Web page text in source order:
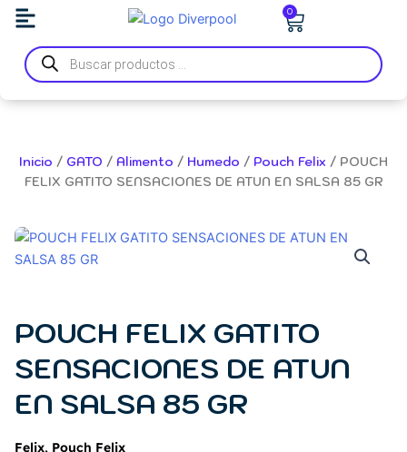
contenido
0
Carrito
Búsqueda
de
productos
Inicio / GATO / Alimento / Humedo / Pouch Felix / POUCH
FELIX GATITO SENSACIONES DE ATUN EN SALSA 85 GR
POUCH FELIX GATITO
SENSACIONES DE ATUN
EN SALSA 85 GR
Felix, Pouch Felix